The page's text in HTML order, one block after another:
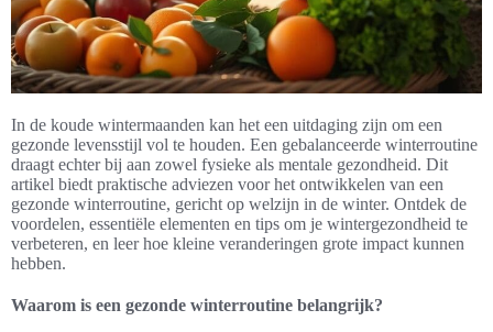
In de koude wintermaanden kan het een uitdaging zijn om een
gezonde levensstijl vol te houden. Een gebalanceerde winterroutine
draagt echter bij aan zowel fysieke als mentale gezondheid. Dit
artikel biedt praktische adviezen voor het ontwikkelen van een
gezonde winterroutine, gericht op welzijn in de winter. Ontdek de
voordelen, essentiële elementen en tips om je wintergezondheid te
verbeteren, en leer hoe kleine veranderingen grote impact kunnen
hebben.
Waarom is een gezonde winterroutine belangrijk?